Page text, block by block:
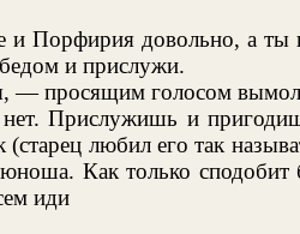
Порфирия довольно, а ты
и прислужи.
— просящим голосом
Прислужишь и
любил его так
Как только сподобит
иди